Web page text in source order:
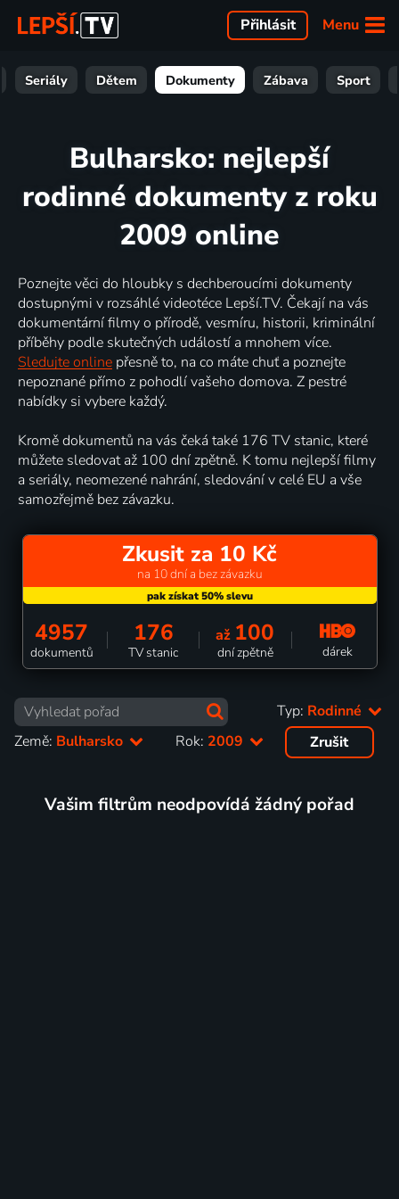
Menu
Přihlásit
Seriály Dětem Dokumenty Zábava Sport
Bulharsko: nejlepší
rodinné dokumenty z roku
2009 online
Poznejte věci do hloubky s dechberoucími dokumenty
dostupnými v rozsáhlé videotéce Lepší.TV. Čekají na vás
dokumentární filmy o přírodě, vesmíru, historii, kriminální
příběhy podle skutečných událostí a mnohem více.
Sledujte online přesně to, na co máte chuť a poznejte
nepoznané přímo z pohodlí vašeho domova. Z pestré
nabídky si vybere každý.
Kromě dokumentů na vás čeká také 176 TV stanic, které
můžete sledovat až 100 dní zpětně. K tomu nejlepší filmy
a seriály, neomezené nahrání, sledování v celé EU a vše
samozřejmě bez závazku.
Zkusit za 10 Kč
na 10 dní a bez závazku
4957
dokumentů
176
TV stanic
až 100
dní zpětně dárek
Typ: Rodinné
Země: Bulharsko Rok: 2009 Zrušit
Vašim filtrům neodpovídá žádný pořad